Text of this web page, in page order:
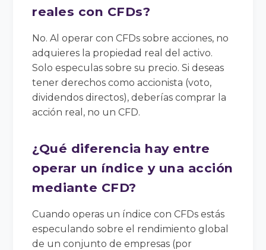
reales con CFDs?
No. Al operar con CFDs sobre acciones, no
adquieres la propiedad real del activo.
Solo especulas sobre su precio. Si deseas
tener derechos como accionista (voto,
dividendos directos), deberías comprar la
acción real, no un CFD.
¿Qué diferencia hay entre
operar un índice y una acción
mediante CFD?
Cuando operas un índice con CFDs estás
especulando sobre el rendimiento global
de un conjunto de empresas (por